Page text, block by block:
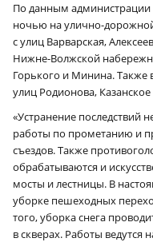
По данным администрации
ночью на улично-
с улиц Варварская,
Нижне-Волжской
Горького и Минина.
улиц Родионова,
«Устранение последствий
работы по прометанию и
съездов. Также
обрабатываются и
мосты и лестницы. В
уборке пешеходных
того, уборка снега
в скверах. Работы